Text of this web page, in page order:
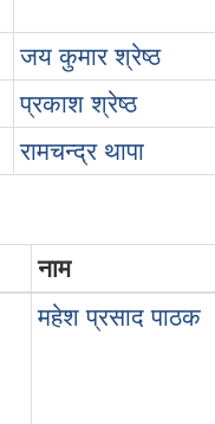
जय कुमार श्रेष्ठ
प्रकाश श्रेष्ठ
रामचन्द्र थापा
नाम
महेश प्रसाद पाठक